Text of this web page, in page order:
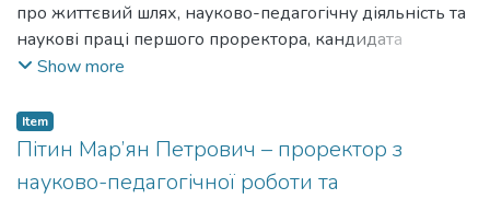
про життєвий шлях, науково-педагогічну діяльність та
наукові праці першого проректора, кандидата
біологічних наук, професора кафедри анатомії та
фізичної культури імені Івана Боберського – Федора
Васильовича Музики.
Show more
Item
Пітин Мар’ян Петрович – проректор з
науково-педагогічної роботи та